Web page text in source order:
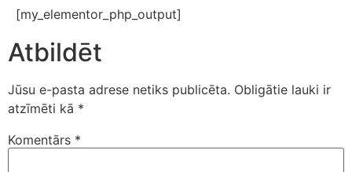
[my_elementor_php_output]
Atbildēt
Jūsu e-pasta adrese netiks publicēta. Obligātie lauki ir
atzīmēti kā *
Komentārs *